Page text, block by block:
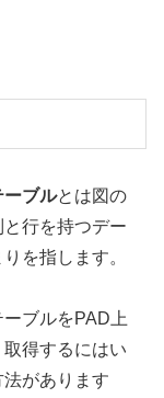
ーブルとは図の
と行を持つデー
を指します。
ブルをPAD上
取得するにはい
法があります